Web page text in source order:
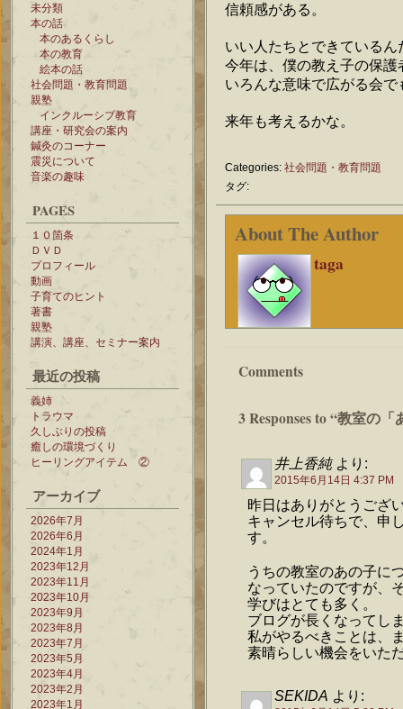
未分類
本の話
本のあるくらし
本の教育
絵本の話
社会問題・教育問題
親塾
インクルーシブ教育
講座・研究会の案内
鍼灸のコーナー
震災について
音楽の趣味
PAGES
１０箇条
ＤＶＤ
プロフィール
動画
子育てのヒント
著書
親塾
講演、講座、セミナー案内
最近の投稿
義姉
トラウマ
久しぶりの投稿
癒しの環境づくり
ヒーリングアイテム ②
アーカイブ
2026年7月
2026年6月
2024年1月
2023年12月
2023年11月
2023年10月
2023年9月
2023年8月
2023年7月
2023年5月
2023年4月
2023年2月
2023年1月
信頼感がある。
いい人たちとできている
今年は、僕の教え子の保
いろんな意味で広がる会で
来年も考えるかな。
Categories: 社会問題・教育問題
タグ:
About The Author
taga
Comments
3 Responses to “教室の
井上香純 より:
2015年6月14日 4:37 PM
昨日はありがとうござ
キャンセル待ちで、申
す。
うちの教室のあの子に
なっていたのですが、
学びはとても多く。
ブログが長くなってし
私がやるべきことは、
素晴らしい機会をいた
SEKIDA より: